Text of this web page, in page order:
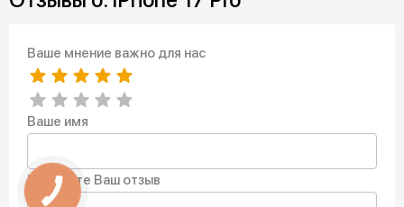
Ваше мнение важно для нас
Ваше имя
Напишите Ваш отзыв